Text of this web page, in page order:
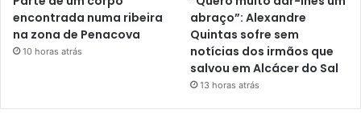
encontrada numa ribeira
na zona de Penacova
10 horas atrás
abraço”: Alexandre
Quintas sofre sem
notícias dos irmãos que
salvou em Alcácer do Sal
13 horas atrás